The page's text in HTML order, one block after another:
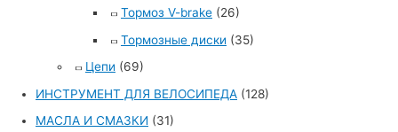
Тормоз V-brake (26)
Тормозные диски (35)
Цепи (69)
ИНСТРУМЕНТ ДЛЯ ВЕЛОСИПЕДА (128)
МАСЛА И СМАЗКИ (31)